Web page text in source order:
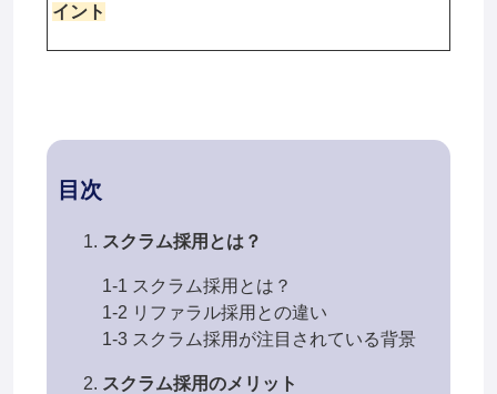
イント
目次
スクラム採用とは？
1-1 スクラム採用とは？
1-2 リファラル採用との違い
1-3 スクラム採用が注目されている背景
スクラム採用のメリット